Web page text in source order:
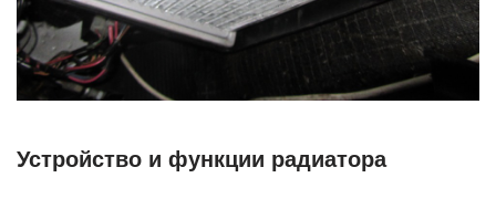
Устройство и функции радиатора